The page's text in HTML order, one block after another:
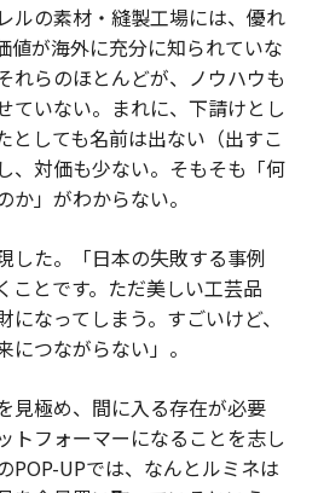
ルの素材・縫製工場には、優れ
値が海外に充分に知られていな
れらのほとんどが、ノウハウも
ていない。まれに、下請けとし
としても名前は出ない（出すこ
、対価も少ない。そもそも「何
」がわからない。
した。「日本の失敗する事例
ことです。ただ美しい工芸品
なってしまう。すごいけど、
つながらない」。
見極め、間に入る存在が必要
トフォーマーになることを志し
POP-UPでは、なんとルミネは